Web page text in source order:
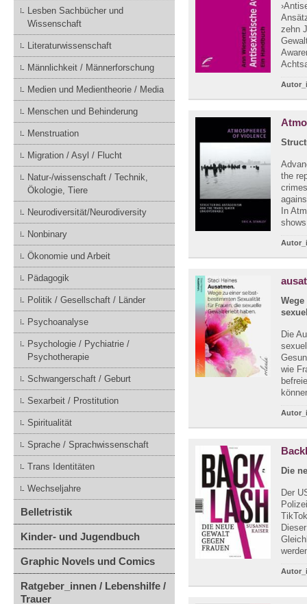
Lesben Sachbücher und
Wissenschaft
Literaturwissenschaft
Männlichkeit / Männerforschung
Medien und Medientheorie / Media
Menschen und Behinderung
Menstruation
Migration / Asyl / Flucht
Natur-/wissenschaft / Technik,
Ökologie, Tiere
Neurodiversität/Neurodiversity
Nonbinary
Ökonomie und Arbeit
Pädagogik
Politik / Gesellschaft / Länder
Psychoanalyse
Psychologie / Pychiatrie /
Psychotherapie
Schwangerschaft / Geburt
Sexarbeit / Prostitution
Spiritualität
Sprache / Sprachwissenschaft
Trans Identitäten
Wechseljahre
Belletristik
Kinder- und Jugendbuch
Graphic Novels und Comics
Ratgeber_innen / Lebenshilfe /
Trauer
zehn
the
In
Die
wie
Die
Der